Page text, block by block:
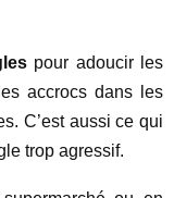
pour adoucir les
accrocs dans les
C’est aussi ce qui
trop agressif.